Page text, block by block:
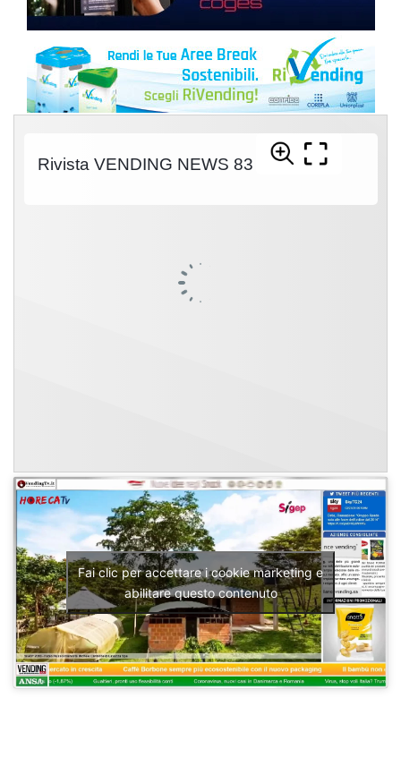
Fai clic per accettare i cookie marketing e
abilitare questo contenuto